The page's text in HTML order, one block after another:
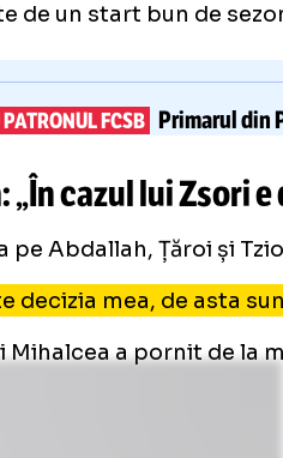
de un start bun de
FCSB Primarul din
cazul lui Zsori e
pe Abdallah, Țăroi și
decizia mea, de asta
a pornit de la